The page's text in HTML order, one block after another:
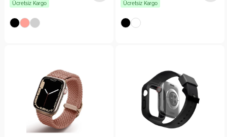
Ücretsiz Kargo Ücretsiz Kargo